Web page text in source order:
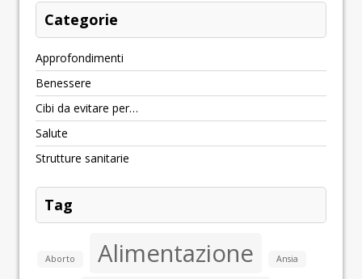
Categorie
Approfondimenti
Benessere
Cibi da evitare per…
Salute
Strutture sanitarie
Tag
Aborto Alimentazione Ansia